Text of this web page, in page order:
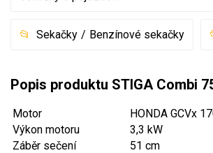
Křovinořezy a vyžínače
Aku křovinořezy a vyžínače
Motorové pily
Sekačky Benzínové sekačky
Popis produktu STIGA Combi
Motor
HONDA GCVx
Výkon motoru
3,3 kW
Záběr sečení
51 cm